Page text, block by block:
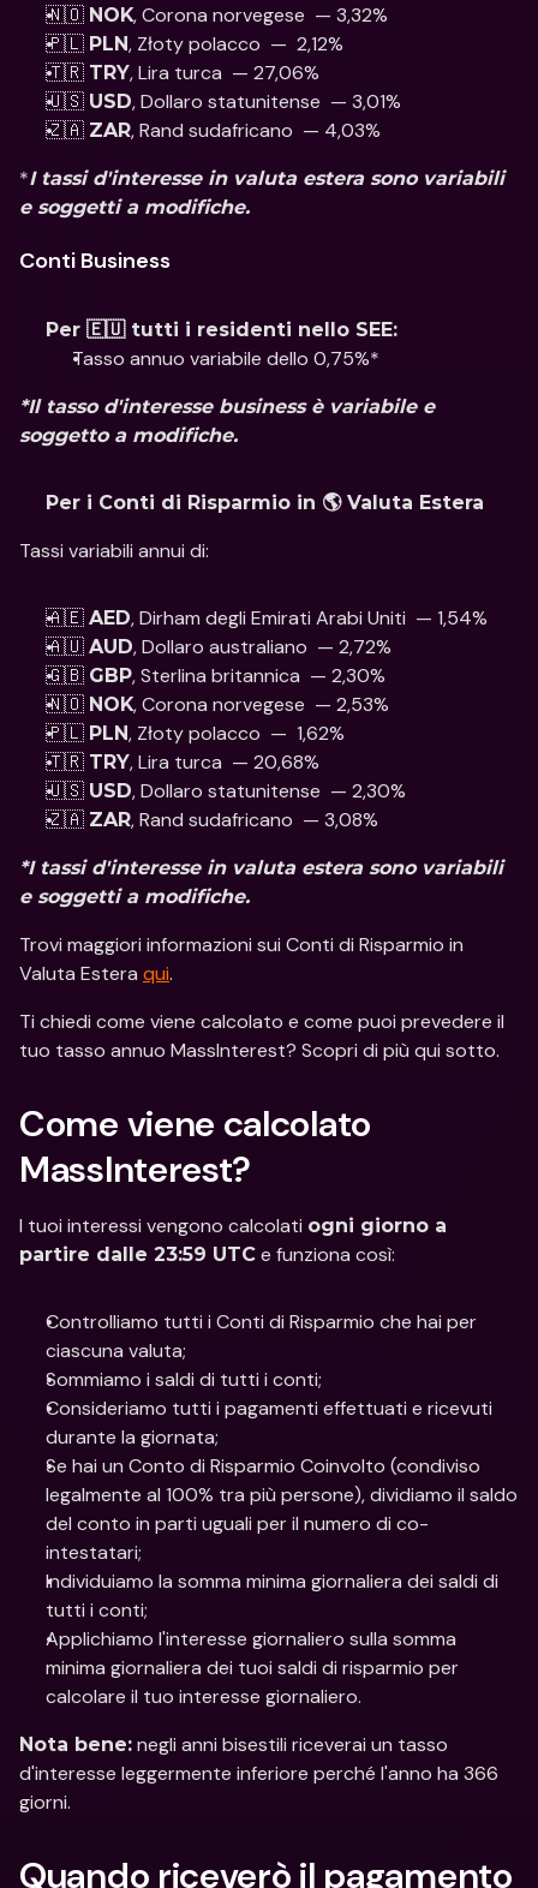
🇳🇴 NOK, Corona norvegese  — 3,32%
🇵🇱 PLN, Złoty polacco  —  2,12%
🇹🇷 TRY, Lira turca  — 27,06%
🇺🇸 USD, Dollaro statunitense  — 3,01%
🇿🇦 ZAR, Rand sudafricano  — 4,03%
*I tassi d'interesse in valuta estera sono variabili
e soggetti a modifiche.
Conti Business
Per 🇪🇺 tutti i residenti nello SEE:
Tasso annuo variabile dello 0,75%*
*Il tasso d'interesse business è variabile e
soggetto a modifiche.
Per i Conti di Risparmio in 🌎 Valuta Estera
Tassi variabili annui di:
🇦🇪 AED, Dirham degli Emirati Arabi Uniti  — 1,54%
🇦🇺 AUD, Dollaro australiano  — 2,72%
🇬🇧 GBP, Sterlina britannica  — 2,30%
🇳🇴 NOK, Corona norvegese  — 2,53%
🇵🇱 PLN, Złoty polacco  —  1,62%
🇹🇷 TRY, Lira turca  — 20,68%
🇺🇸 USD, Dollaro statunitense  — 2,30%
🇿🇦 ZAR, Rand sudafricano  — 3,08%
*I tassi d'interesse in valuta estera sono variabili
e soggetti a modifiche.
Trovi maggiori informazioni sui Conti di Risparmio in
Valuta Estera qui.
Ti chiedi come viene calcolato e come puoi prevedere il
tuo tasso annuo MassInterest? Scopri di più qui sotto.
Come viene calcolato
MassInterest?
I tuoi interessi vengono calcolati ogni giorno a
partire dalle 23:59 UTC e funziona così:
Controlliamo tutti i Conti di Risparmio che hai per
ciascuna valuta;
Sommiamo i saldi di tutti i conti;
Consideriamo tutti i pagamenti effettuati e ricevuti
durante la giornata;
Se hai un Conto di Risparmio Coinvolto (condiviso
legalmente al 100% tra più persone), dividiamo il saldo
del conto in parti uguali per il numero di co-
intestatari;
Individuiamo la somma minima giornaliera dei saldi di
tutti i conti;
Applichiamo l'interesse giornaliero sulla somma
minima giornaliera dei tuoi saldi di risparmio per
calcolare il tuo interesse giornaliero.
Nota bene: negli anni bisestili riceverai un tasso
d'interesse leggermente inferiore perché l'anno ha 366
giorni.
Quando riceverò il pagamento